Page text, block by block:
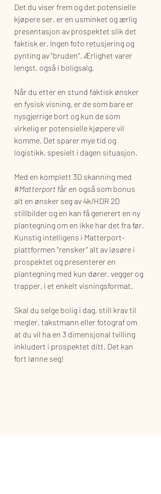
Det du viser frem og det potensielle
kjøpere ser, er en usminket og ærlig
presentasjon av prospektet slik det
faktisk er. Ingen foto retusjering og
pynting av "bruden". Ærlighet varer
lengst, også i boligsalg.
Når du etter en stund faktisk ønsker
en fysisk visning, er de som bare er
nysgjerrige bort og kun de som
virkelig er potensielle kjøpere vil
komme. Det sparer mye tid og
logistikk, spesielt i dagen situasjon.
Med en komplett 3D skanning med
#Matterport får en også som bonus
alt en ønsker seg av 4k/HDR 2D
stillbilder og en kan få generert en ny
plantegning om en ikke har det fra før.
Kunstig intelligens i Matterport-
plattformen "rensker" alt av løsøre i
prospektet og presenterer en
plantegning med kun dører, vegger og
trapper, i et enkelt visningsformat.
Skal du selge bolig i dag, still krav til
megler, takstmann eller fotograf om
at du vil ha en 3 dimensjonal tvilling
inkludert i prospektet ditt. Det kan
fort lønne seg!